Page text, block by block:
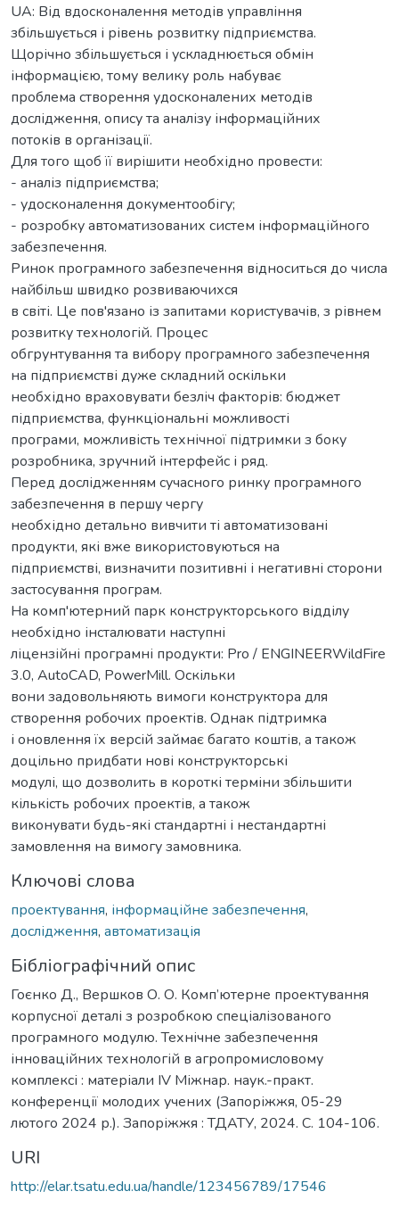
UA: Від вдосконалення методів управління
збільшується і рівень розвитку підприємства.
Щорічно збільшується і ускладнюється обмін
інформацією, тому велику роль набуває
проблема створення удосконалених методів
дослідження, опису та аналізу інформаційних
потоків в організації.
Для того щоб її вирішити необхідно провести:
- аналіз підприємства;
- удосконалення документообігу;
- розробку автоматизованих систем інформаційного
забезпечення.
Ринок програмного забезпечення відноситься до числа
найбільш швидко розвиваючихся
в світі. Це пов'язано із запитами користувачів, з рівнем
розвитку технологій. Процес
обгрунтування та вибору програмного забезпечення
на підприємстві дуже складний оскільки
необхідно враховувати безліч факторів: бюджет
підприємства, функціональні можливості
програми, можливість технічної підтримки з боку
розробника, зручний інтерфейс і ряд.
Перед дослідженням сучасного ринку програмного
забезпечення в першу чергу
необхідно детально вивчити ті автоматизовані
продукти, які вже використовуються на
підприємстві, визначити позитивні і негативні сторони
застосування програм.
На комп'ютерний парк конструкторського відділу
необхідно інсталювати наступні
ліцензійні програмні продукти: Pro / ENGINEERWildFire
3.0, AutoCAD, PowerMill. Оскільки
вони задовольняють вимоги конструктора для
створення робочих проектів. Однак підтримка
і оновлення їх версій займає багато коштів, а також
доцільно придбати нові конструкторські
модулі, що дозволить в короткі терміни збільшити
кількість робочих проектів, а також
виконувати будь-які стандартні і нестандартні
замовлення на вимогу замовника.
Ключові слова
проектування, інформаційне забезпечення,
дослідження, автоматизація
Бібліографічний опис
Гоєнко Д., Вершков О. О. Комп’ютерне проектування
корпусної деталі з розробкою спеціалізованого
програмного модулю. Технічне забезпечення
інноваційних технологій в агропромисловому
комплексі : матеріали IV Міжнар. наук.-практ.
конференції молодих учених (Запоріжжя, 05-29
лютого 2024 р.). Запоріжжя : ТДАТУ, 2024. С. 104-106.
URI
http://elar.tsatu.edu.ua/handle/123456789/17546